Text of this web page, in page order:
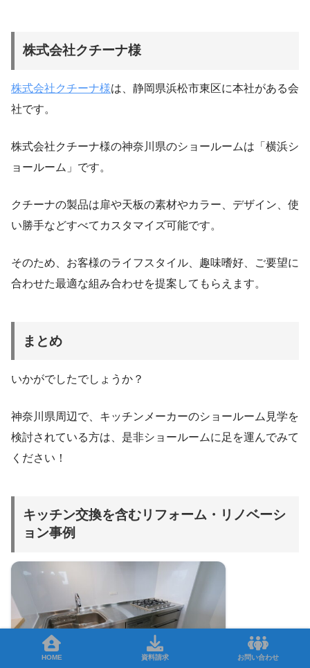
株式会社クチーナ様
株式会社クチーナ様は、静岡県浜松市東区に本社がある会
社です。
株式会社クチーナ様の神奈川県のショールームは「横浜シ
ョールーム」です。
クチーナの製品は扉や天板の素材やカラー、デザイン、使
い勝手などすべてカスタマイズ可能です。
そのため、お客様のライフスタイル、趣味嗜好、ご要望に
合わせた最適な組み合わせを提案してもらえます。
まとめ
いかがでしたでしょうか？
神奈川県周辺で、キッチンメーカーのショールーム見学を
検討されている方は、是非ショールームに足を運んでみて
ください！
キッチン交換を含むリフォーム・リノベーシ
ョン事例
HOME 資料請求 お問い合わせ